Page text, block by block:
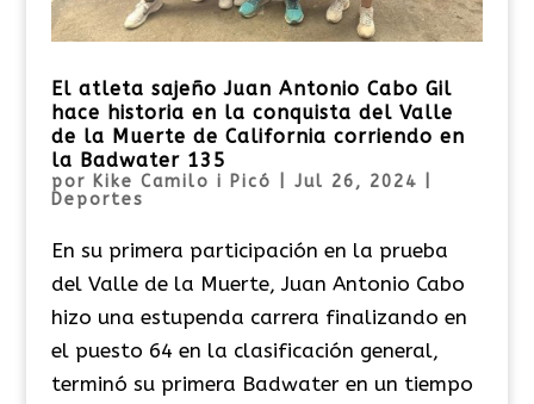
El atleta sajeño Juan Antonio Cabo Gil
hace historia en la conquista del Valle
de la Muerte de California corriendo en
la Badwater 135
por Kike Camilo i Picó Jul 26, 2024
Deportes
En su primera participación en la prueba
del Valle de la Muerte, Juan Antonio Cabo
hizo una estupenda carrera finalizando en
el puesto 64 en la clasificación general,
terminó su primera Badwater en un tiempo